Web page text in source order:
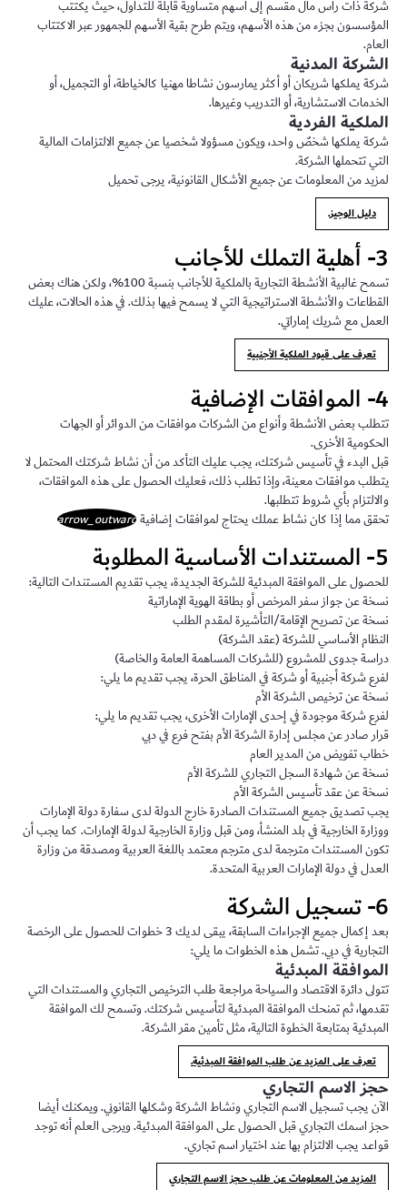
شركة ذات رأس مال مقسم إلى أسهم متساوية قابلة للتداول، حيث يكتتب
المؤسسون بجزء من هذه الأسهم، ويتم طرح بقية الأسهم للجمهور عبر الاكتتاب
العام.
الشركة المدنية
شركة يملكها شريكان أو أكثر يمارسون نشاطا مهنيا كالخياطة، أو التجميل، أو
الخدمات الاستشارية، أو التدريب وغيرها.
الملكية الفردية
شركة يملكها شخصٌ واحد، ويكون مسؤولا شخصيا عن جميع الالتزامات المالية
التي تتحملها الشركة.
لمزيد من المعلومات عن جميع الأشكال القانونية، يرجى تحميل
دليل الوجيز.
3- أهلية التملك للأجانب
تسمح غالبية الأنشطة التجارية بالملكية للأجانب بنسبة 100%، ولكن هناك بعض
القطاعات والأنشطة الاستراتيجية التي لا يسمح فيها بذلك. في هذه الحالات، عليك
العمل مع شريك إماراتي.
تعرف على قيود الملكية الأجنبية
4- الموافقات الإضافية
تتطلب بعض الأنشطة وأنواع من الشركات موافقات من الدوائر أو الجهات
الحكومية الأخرى.
قبل البدء في تأسيس شركتك، يجب عليك التأكد من أن نشاط شركتك المحتمل لا
يتطلب موافقات معينة، وإذا تطلب ذلك، فعليك الحصول على هذه الموافقات،
والالتزام بأي شروط تتطلبها.
تحقق مما إذا كان نشاط عملك يحتاج لموافقات إضافيةarrow_outward
5- المستندات الأساسية المطلوبة
للحصول على الموافقة المبدئية للشركة الجديدة، يجب تقديم المستندات التالية:
نسخة عن جواز سفر المرخص أو بطاقة الهوية الإماراتية
نسخة عن تصريح الإقامة/التأشيرة لمقدم الطلب
النظام الأساسي للشركة (عقد الشركة)
دراسة جدوى للمشروع (للشركات المساهمة العامة والخاصة)
لفرع شركة أجنبية أو شركة في المناطق الحرة، يجب تقديم ما يلي:
نسخة عن ترخيص الشركة الأم
لفرع شركة موجودة في إحدى الإمارات الأخرى، يجب تقديم ما يلي:
قرار صادر عن مجلس إدارة الشركة الأم بفتح فرع في دبي
خطاب تفويض من المدير العام
نسخة عن شهادة السجل التجاري للشركة الأم
نسخة عن عقد تأسيس الشركة الأم
يجب تصديق جميع المستندات الصادرة خارج الدولة لدى سفارة دولة الإمارات
ووزارة الخارجية في بلد المنشأ، ومن قبل وزارة الخارجية لدولة الإمارات. كما يجب أن
تكون المستندات مترجمة لدى مترجم معتمد باللغة العربية ومصدقة من وزارة
العدل في دولة الإمارات العربية المتحدة.
6- تسجيل الشركة
بعد إكمال جميع الإجراءات السابقة، يبقى لديك 3 خطوات للحصول على الرخصة
التجارية في دبي. تشمل هذه الخطوات ما يلي:
الموافقة المبدئية
تتولى دائرة الاقتصاد والسياحة مراجعة طلب الترخيص التجاري والمستندات التي
تقدمها، ثم تمنحك الموافقة المبدئية لتأسيس شركتك. وتسمح لك الموافقة
المبدئية بمتابعة الخطوة التالية، مثل تأمين مقر الشركة.
تعرف على المزيد عن طلب الموافقة المبدئية.
حجز الاسم التجاري
الآن يجب تسجيل الاسم التجاري ونشاط الشركة وشكلها القانوني. ويمكنك أيضا
حجز اسمك التجاري قبل الحصول على الموافقة المبدئية. ويرجى العلم أنه توجد
قواعد يجب الالتزام بها عند اختيار اسم تجاري.
المزيد من المعلومات عن طلب حجز الاسم التجاري